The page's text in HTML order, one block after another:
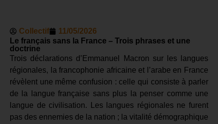
Collectif
11/05/2026
Le français sans la France – Trois phrases et une
doctrine
Trois déclarations d’Emmanuel Macron sur les langues
régionales, la francophonie africaine et l’arabe en France
révèlent une même confusion : celle qui consiste à parler
de la langue française sans plus la penser comme une
langue de civilisation. Les langues régionales ne furent
pas des ennemies de la nation ; la vitalité démographique